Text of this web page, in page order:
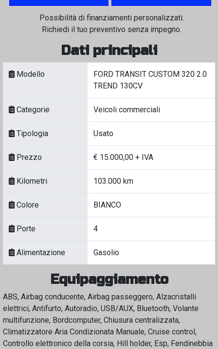
Possibilità di finanziamenti personalizzati.
Richiedi il tuo preventivo senza impegno.
Dati principali
Modello
FORD TRANSIT CUSTOM 320 2.0
TREND 130CV
Categorie Veicoli commerciali
Tipologia Usato
Prezzo € 15.000,00 + IVA
Kilometri 103.000 km
Colore BIANCO
Porte 4
Alimentazione Gasolio
Equipaggiamento
ABS, Airbag conducente, Airbag passeggero, Alzacristalli
elettrici, Antifurto, Autoradio, USB/AUX, Bluetooth, Volante
multifunzione, Bordcomputer, Chiusura centralizzata,
Climatizzatore Aria Condizionata Manuale, Cruise control,
Controllo elettronico della corsia, Hill holder, Esp, Fendinebbia